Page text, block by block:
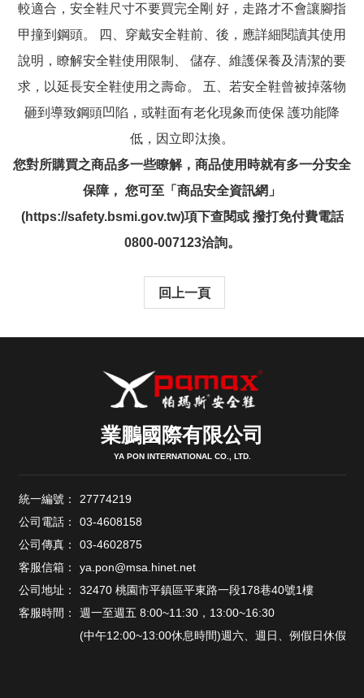
較適合，安全鞋尺寸不要買完全剛 好，走路才不會讓腳指
甲撞到鋼頭。 四、穿戴安全鞋前、後，應詳細閱讀其使用
說明，瞭解安全鞋使用限制、 儲存、維護保養及清潔的要
求，以延長安全鞋使用之壽命。 五、若安全鞋曾被掉落物
砸到導致鋼頭凹陷，或鞋面有老化現象而使保 護功能降
低，因立即汰換。
您對所購買之商品多一些瞭解，商品使用時就有多一分安全
保障， 您可至「商品安全資訊網」
(https://safety.bsmi.gov.tw)項下查閱或 撥打免付費電話
0800-007123洽詢。
回上一頁
業鵬國際有限公司
YA PON INTERNATIONAL CO., LTD.
統一編號：
27774219
公司電話：
03-4608158
公司傳真：
03-4602875
客服信箱：
ya.pon@msa.hinet.net
公司地址：
32470 桃園市平鎮區平東路一段178巷40號1樓
客服時間：
週一至週五 8:00~11:30，13:00~16:30
(中午12:00~13:00休息時間)週六、週日、例假日休假